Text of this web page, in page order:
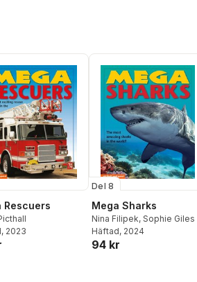
Rescuers
, 2023
Del 8
Mega Sharks
Nina Filipek, Sophie Giles
Häftad, 2024
94 kr